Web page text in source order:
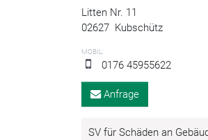
Litten Nr. 11
02627 Kubschütz
MOBIL:
0176 45955622
Anfrage
SV für Schäden an